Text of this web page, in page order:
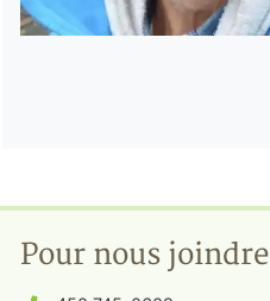
Pour nous joindre